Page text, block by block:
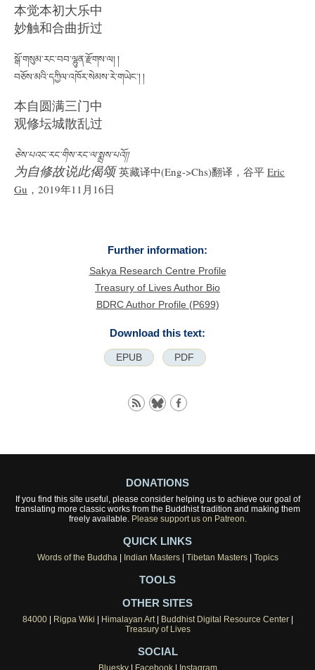
本觉本初大乐中
妙触和合曲折过
སྒོ་གསུམ་རང་བབ་ལྷུན་རྫོགས་ལ། །
བཅོས་མའི་དཀྱིལ་འཁོར་སེམས་རེ་གཡེང་། །
本自圆满三门中
观修坛城散乱过
ཅེས་པའང་རང་གིས་རང་ལ་སྨྲས་པའོ།།
为自修故说此偈颂 英藏译中(Eng->Chs)翻译，谷平 Eric
Gu ，2019年11月16日
Further information:
Sakya Research Centre Profile
Treasury of Lives Author Bio
BDRC Author Profile (P699)
Download this text:
EPUB PDF
DONATIONS
If you find this site useful, please consider helping us to achieve our goal of
translating more classic works from the Buddhist tradition and making them
freely available. Please support us on Patreon.
QUICK LINKS
Words of the Buddha | Indian Masters| Tibetan Masters| Topics
TOOLS
OTHER SITES
84000| Rigpa Wiki | Himalayan Art| Buddhist Digital Resource Center|
Treasury of Lives
SOCIAL
Bluesky| Facebook| Instagram